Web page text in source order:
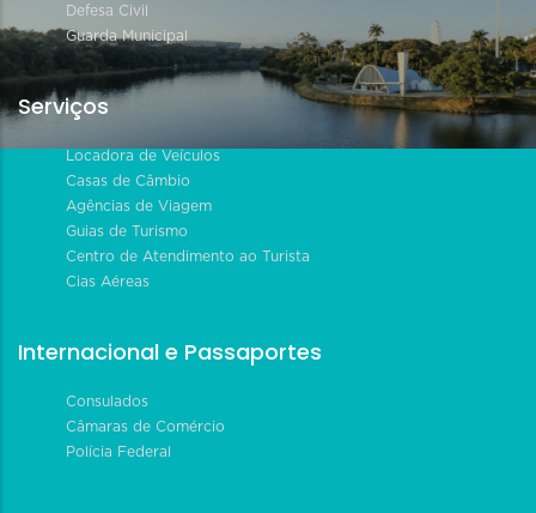
Defesa Civil
Guarda Municipal
Serviços
Locadora de Veículos
Casas de Câmbio
Agências de Viagem
Guias de Turismo
Centro de Atendimento ao Turista
Cias Aéreas
Internacional e Passaportes
Consulados
Câmaras de Comércio
Polícia Federal